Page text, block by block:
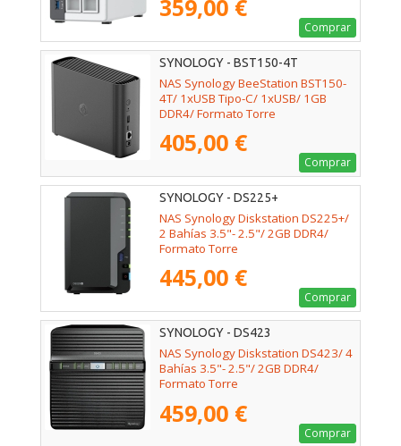
359,00 €
Comprar
SYNOLOGY - BST150-4T
NAS Synology BeeStation BST150-
4T/ 1xUSB Tipo-C/ 1xUSB/ 1GB
DDR4/ Formato Torre
405,00 €
Comprar
SYNOLOGY - DS225+
NAS Synology Diskstation DS225+/
2 Bahías 3.5"- 2.5"/ 2GB DDR4/
Formato Torre
445,00 €
Comprar
SYNOLOGY - DS423
NAS Synology Diskstation DS423/ 4
Bahías 3.5"- 2.5"/ 2GB DDR4/
Formato Torre
459,00 €
Comprar